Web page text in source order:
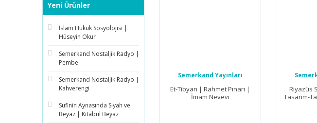
Yeni Ürünler
İslam Hukuk Sosyolojisi |
Hüseyin Okur
Semerkand Nostaljik Radyo |
Pembe
Semerkand Nostaljik Radyo |
Kahverengi
Sufinin Aynasında Siyah ve
Beyaz | Kitabül Beyaz
Semerkand Yayınları
Et-Tibyan | Rahmet Pınarı |
İmam Nevevi
Riyazüs
Tasarım-